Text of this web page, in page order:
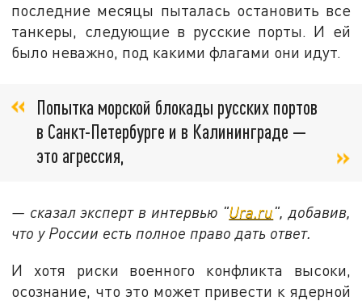
последние месяцы пыталась остановить все
танкеры, следующие в русские порты. И ей
было неважно, под какими флагами они идут.
Попытка морской блокады русских портов
в Санкт-Петербурге и в Калининграде —
это агрессия,
— сказал эксперт в интервью "Ura.ru", добавив,
что у России есть полное право дать ответ.
И хотя риски военного конфликта высоки,
осознание, что это может привести к ядерной